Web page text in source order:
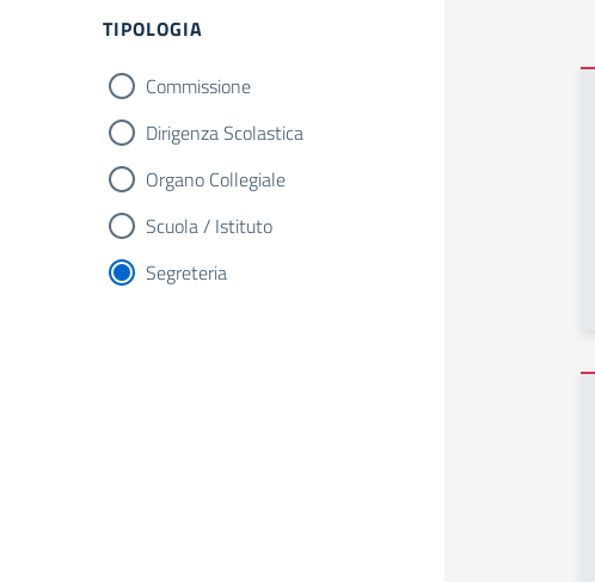
TIPOLOGIA
Commissione
Dirigenza Scolastica
Organo Collegiale
Scuola / Istituto
Segreteria